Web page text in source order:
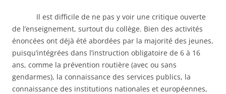
Il est difficile de ne pas y voir une critique ouverte
de l’enseignement, surtout du collège. Bien des activités
énoncées ont déjà été abordées par la majorité des jeunes,
puisqu’intégrées dans l’instruction obligatoire de 6 à 16
ans, comme la prévention routière (avec ou sans
gendarmes), la connaissance des services publics, la
connaissance des institutions nationales et européennes,